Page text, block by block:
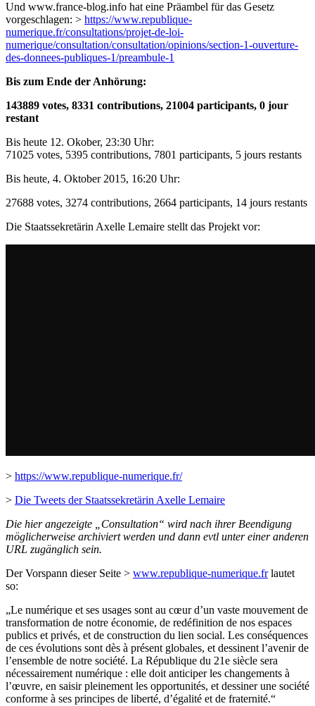
Und www.france-blog.info hat eine Präambel für das Gesetz
vorgeschlagen: > https://www.republique-
numerique.fr/consultations/projet-de-loi-
numerique/consultation/consultation/opinions/section-1-ouverture-
des-donnees-publiques-1/preambule-1
Bis zum Ende der Anhörung:
143889 votes, 8331 contributions, 21004 participants, 0 jour
restant
Bis heute 12. Okober, 23:30 Uhr:
71025 votes, 5395 contributions, 7801 participants, 5 jours restants
Bis heute, 4. Oktober 2015, 16:20 Uhr:
27688 votes, 3274 contributions, 2664 participants, 14 jours restants
Die Staatssekretärin Axelle Lemaire stellt das Projekt vor:
> https://www.republique-numerique.fr/
> Die Tweets der Staatssekretärin Axelle Lemaire
Die hier angezeigte „Consultation“ wird nach ihrer Beendigung
möglicherweise archiviert werden und dann evtl unter einer anderen
URL zugänglich sein.
Der Vorspann dieser Seite > www.republique-numerique.frlautet
so:
„Le numérique et ses usages sont au cœur d’un vaste mouvement de
transformation de notre économie, de redéfinition de nos espaces
publics et privés, et de construction du lien social. Les conséquences
de ces évolutions sont dès à présent globales, et dessinent l’avenir de
l’ensemble de notre société. La République du 21e siècle sera
nécessairement numérique : elle doit anticiper les changements à
l’œuvre, en saisir pleinement les opportunités, et dessiner une société
conforme à ses principes de liberté, d’égalité et de fraternité.“